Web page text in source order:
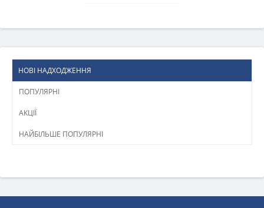
НОВІ НАДХОДЖЕННЯ
ПОПУЛЯРНІ
АКЦІЇ
НАЙБІЛЬШЕ ПОПУЛЯРНІ